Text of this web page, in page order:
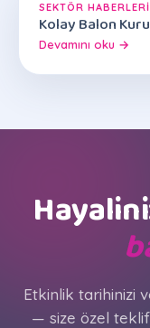
SEKTÖR HABERLERI
Kolay Balon
Devamını oku →
Etkinlik tarihinizi
— size özel